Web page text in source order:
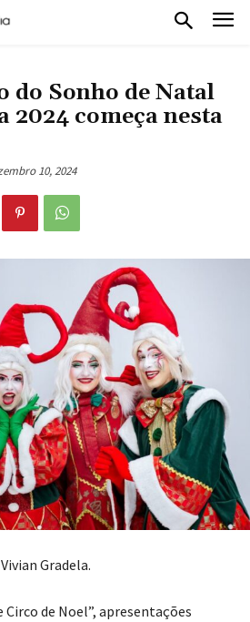
do Sonho de Natal
2024 começa nesta
10, 2024
Gradela.
Circo de Noel”, apresentações